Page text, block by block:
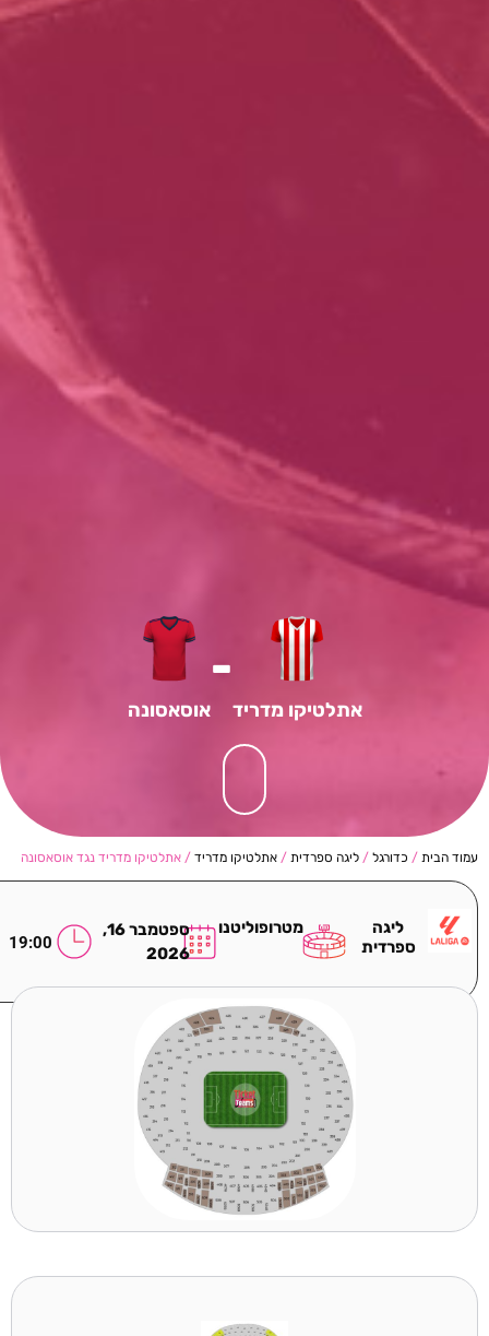
אתלטיקו מדריד
-
אוסאסונה
עמוד הבית / כדורגל / ליגה ספרדית / אתלטיקו מדריד / אתלטיקו מדריד נגד אוסאסונה
ליגה
ספרדית
מטרופוליטנו
ספטמבר 16,
2026
19:00